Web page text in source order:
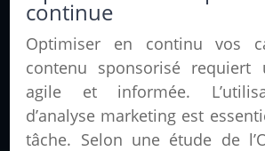
continue
Optimiser en continu vos
contenu sponsorisé requiert
agile et informée.
d’analyse marketing est
tâche. Selon une étude de